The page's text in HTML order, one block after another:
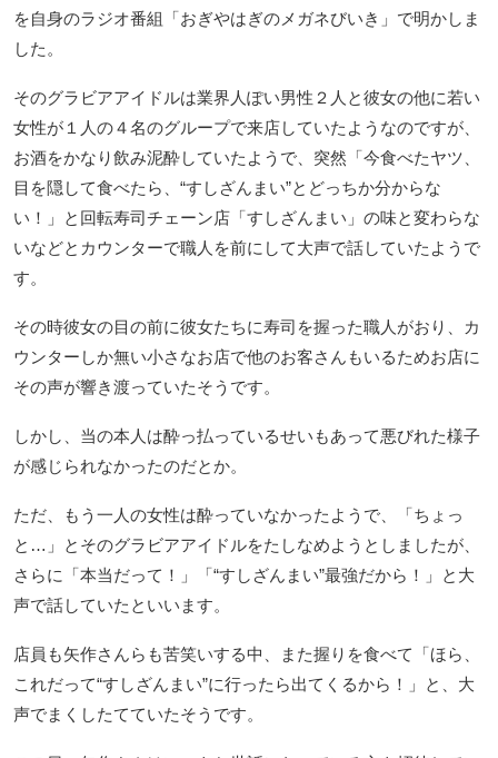
を自身のラジオ番組「おぎやはぎのメガネびいき」で明かしま
した。
そのグラビアアイドルは業界人ぽい男性２人と彼女の他に若い
女性が１人の４名のグループで来店していたようなのですが、
お酒をかなり飲み泥酔していたようで、突然「今食べたヤツ、
目を隠して食べたら、“すしざんまい”とどっちか分からな
い！」と回転寿司チェーン店「すしざんまい」の味と変わらな
いなどとカウンターで職人を前にして大声で話していたようで
す。
その時彼女の目の前に彼女たちに寿司を握った職人がおり、カ
ウンターしか無い小さなお店で他のお客さんもいるためお店に
その声が響き渡っていたそうです。
しかし、当の本人は酔っ払っているせいもあって悪びれた様子
が感じられなかったのだとか。
ただ、もう一人の女性は酔っていなかったようで、「ちょっ
と…」とそのグラビアアイドルをたしなめようとしましたが、
さらに「本当だって！」「“すしざんまい”最強だから！」と大
声で話していたといいます。
店員も矢作さんらも苦笑いする中、また握りを食べて「ほら、
これだって“すしざんまい”に行ったら出てくるから！」と、大
声でまくしたてていたそうです。